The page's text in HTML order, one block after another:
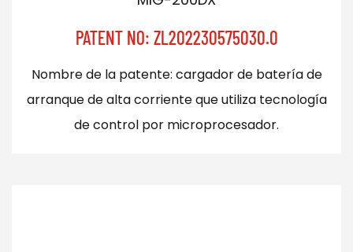
PATENT NO: ZL202230575030.0
Nombre de la patente: cargador de batería de
arranque de alta corriente que utiliza tecnología
de control por microprocesador.